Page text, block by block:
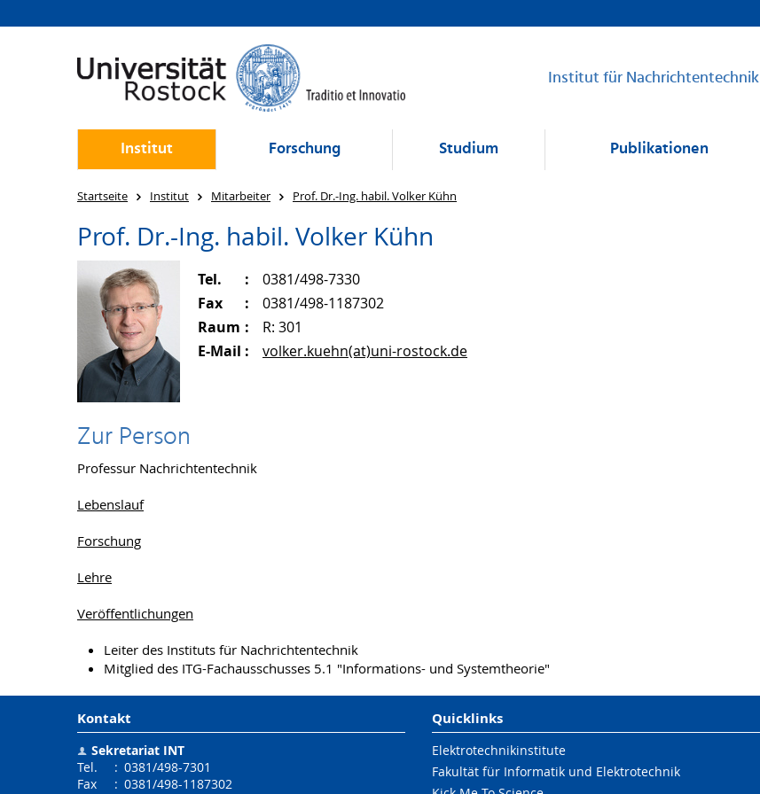
Institut für Nachrichtentechnik
Institut Forschung Studium Publikationen
Startseite Institut Mitarbeiter Prof. Dr.-Ing. habil. Volker Kühn
Prof. Dr.-Ing. habil. Volker Kühn
Tel.
0381/498-7330
Fax
0381/498-1187302
Raum
R: 301
E-Mail
volker.kuehn(at)uni-rostock.de
Zur Person
Professur Nachrichtentechnik
Lebenslauf
Forschung
Lehre
Veröffentlichungen
Leiter des Instituts für Nachrichtentechnik
Mitglied des ITG-Fachausschusses 5.1 "Informations- und Systemtheorie"
Kontakt
Sekretariat INT
Tel.
: 0381/498-7301
Fax
: 0381/498-1187302
Quicklinks
Elektrotechnikinstitute
Fakultät für Informatik und Elektrotechnik